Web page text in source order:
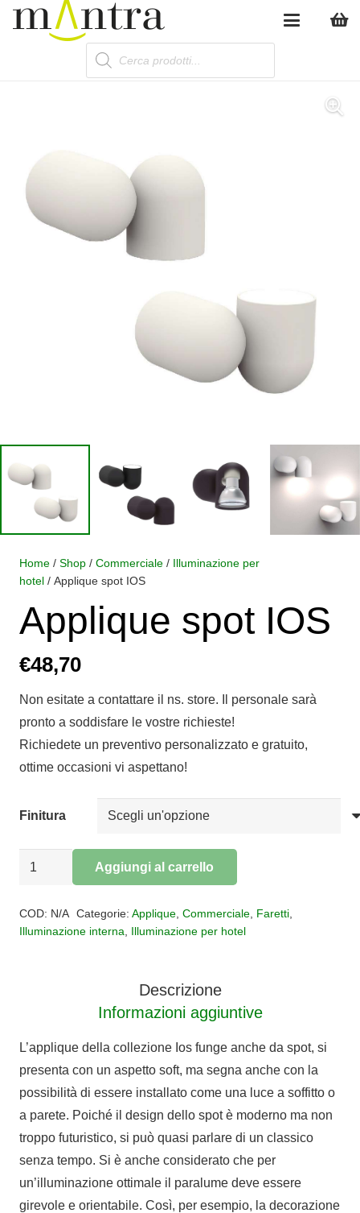
Products
search
Home / Shop / Commerciale / Illuminazione per
hotel / Applique spot IOS
Applique spot IOS
€48,70
Non esitate a contattare il ns. store. Il personale sarà
pronto a soddisfare le vostre richieste!
Richiedete un preventivo personalizzato e gratuito,
ottime occasioni vi aspettano!
Finitura
Applique
quantità
Aggiungi al carrello
COD: N/A Categorie: Applique, Commerciale, Faretti,
Illuminazione interna
Illuminazione per hotel
Descrizione
Informazioni aggiuntive
L’applique della collezione Ios funge anche da spot, si
presenta con un aspetto soft, ma segna anche con la
possibilità di essere installato come una luce a soffitto o
a parete. Poiché il design dello spot è moderno ma non
troppo futuristico, si può quasi parlare di un classico
senza tempo. Si è anche considerato che per
un’illuminazione ottimale il paralume deve essere
girevole e orientabile. Così, per esempio, la decorazione